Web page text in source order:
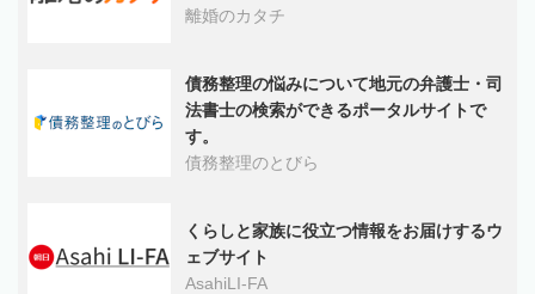
離婚のカタチ
債務整理の悩みについて地元の弁護士・司
法書士の検索ができるポータルサイトで
す。
債務整理のとびら
くらしと家族に役立つ情報をお届けするウ
ェブサイト
AsahiLI-FA